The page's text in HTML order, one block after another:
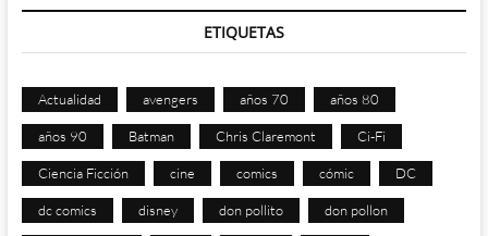
ETIQUETAS
Actualidad avengers años 70 años 80
años 90 Batman Chris Claremont Ci-Fi
Ciencia Ficción cine comics cómic DC
dc comics disney don pollito don pollon